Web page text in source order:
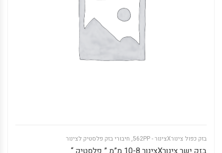
בזק כפול צינורXצינור - 562PP , חיבורי בזק פלסטיק לצינור